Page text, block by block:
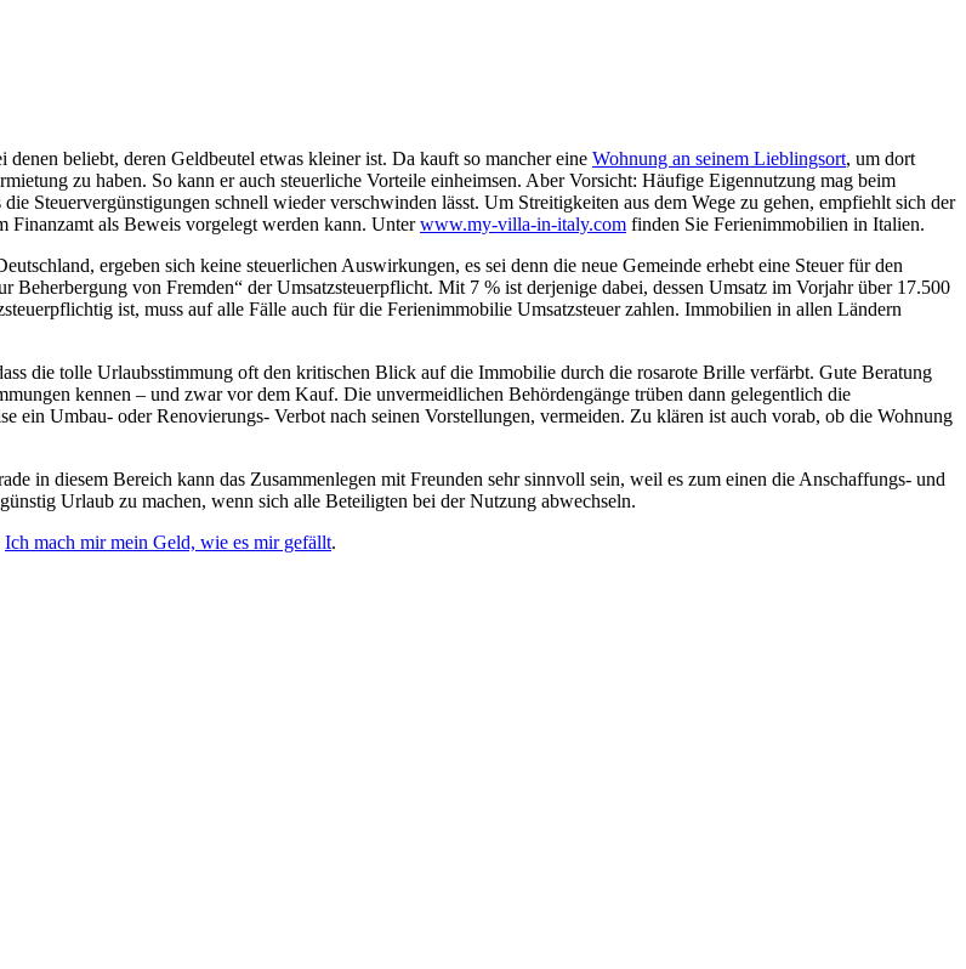
beliebt, deren Geldbeutel etwas kleiner ist. Da kauft so mancher eine Wohnung an seinem Lieblingsort, um dort
zu haben. So kann er auch steuerliche Vorteile einheimsen. Aber Vorsicht: Häufige Eigennutzung mag beim
Steuervergünstigungen schnell wieder verschwinden lässt. Um Streitigkeiten aus dem Wege zu gehen, empfiehlt sich der
Finanzamt als Beweis vorgelegt werden kann. Unterwww.my-villa-in-italy.com finden Sie Ferienimmobilien in Italien.
ergeben sich keine steuerlichen Auswirkungen, es sei denn die neue Gemeinde erhebt eine Steuer für den
von Fremden“ der Umsatzsteuerpflicht. Mit 7 % ist derjenige dabei, dessen Umsatz im Vorjahr über 17.500
ist, muss auf alle Fälle auch für die Ferienimmobilie Umsatzsteuer zahlen. Immobilien in allen Ländern
die tolle Urlaubsstimmung oft den kritischen Blick auf die Immobilie durch die rosarote Brille verfärbt. Gute Beratung
kennen – und zwar vor dem Kauf. Die unvermeidlichen Behördengänge trüben dann gelegentlich die
ein Umbau- oder Renovierungs- Verbot nach seinen Vorstellungen, vermeiden. Zu klären ist auch vorab, ob die Wohnung
in diesem Bereich kann das Zusammenlegen mit Freunden sehr sinnvoll sein, weil es zum einen die Anschaffungs- und
Urlaub zu machen, wenn sich alle Beteiligten bei der Nutzung abwechseln.
Ich mach mir mein Geld, wie es mir gefällt.